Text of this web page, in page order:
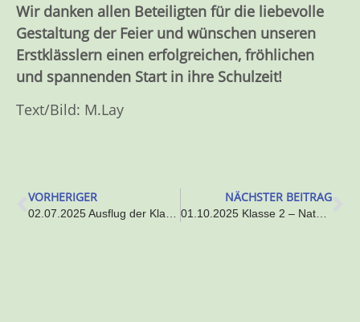
Wir danken allen Beteiligten für die liebevolle
Gestaltung der Feier und wünschen unseren
Erstklässlern einen erfolgreichen, fröhlichen
und spannenden Start in ihre Schulzeit!
Text/Bild: M.Lay
VORHERIGER
02.07.2025 Ausflug der Klassen 2 und 3 zur Freilichtbühne Hornberg
NÄCHSTER BEITRAG
01.10.2025 Klasse 2 – Naturpädagogik auf dem Armbrusterhof im Oktober